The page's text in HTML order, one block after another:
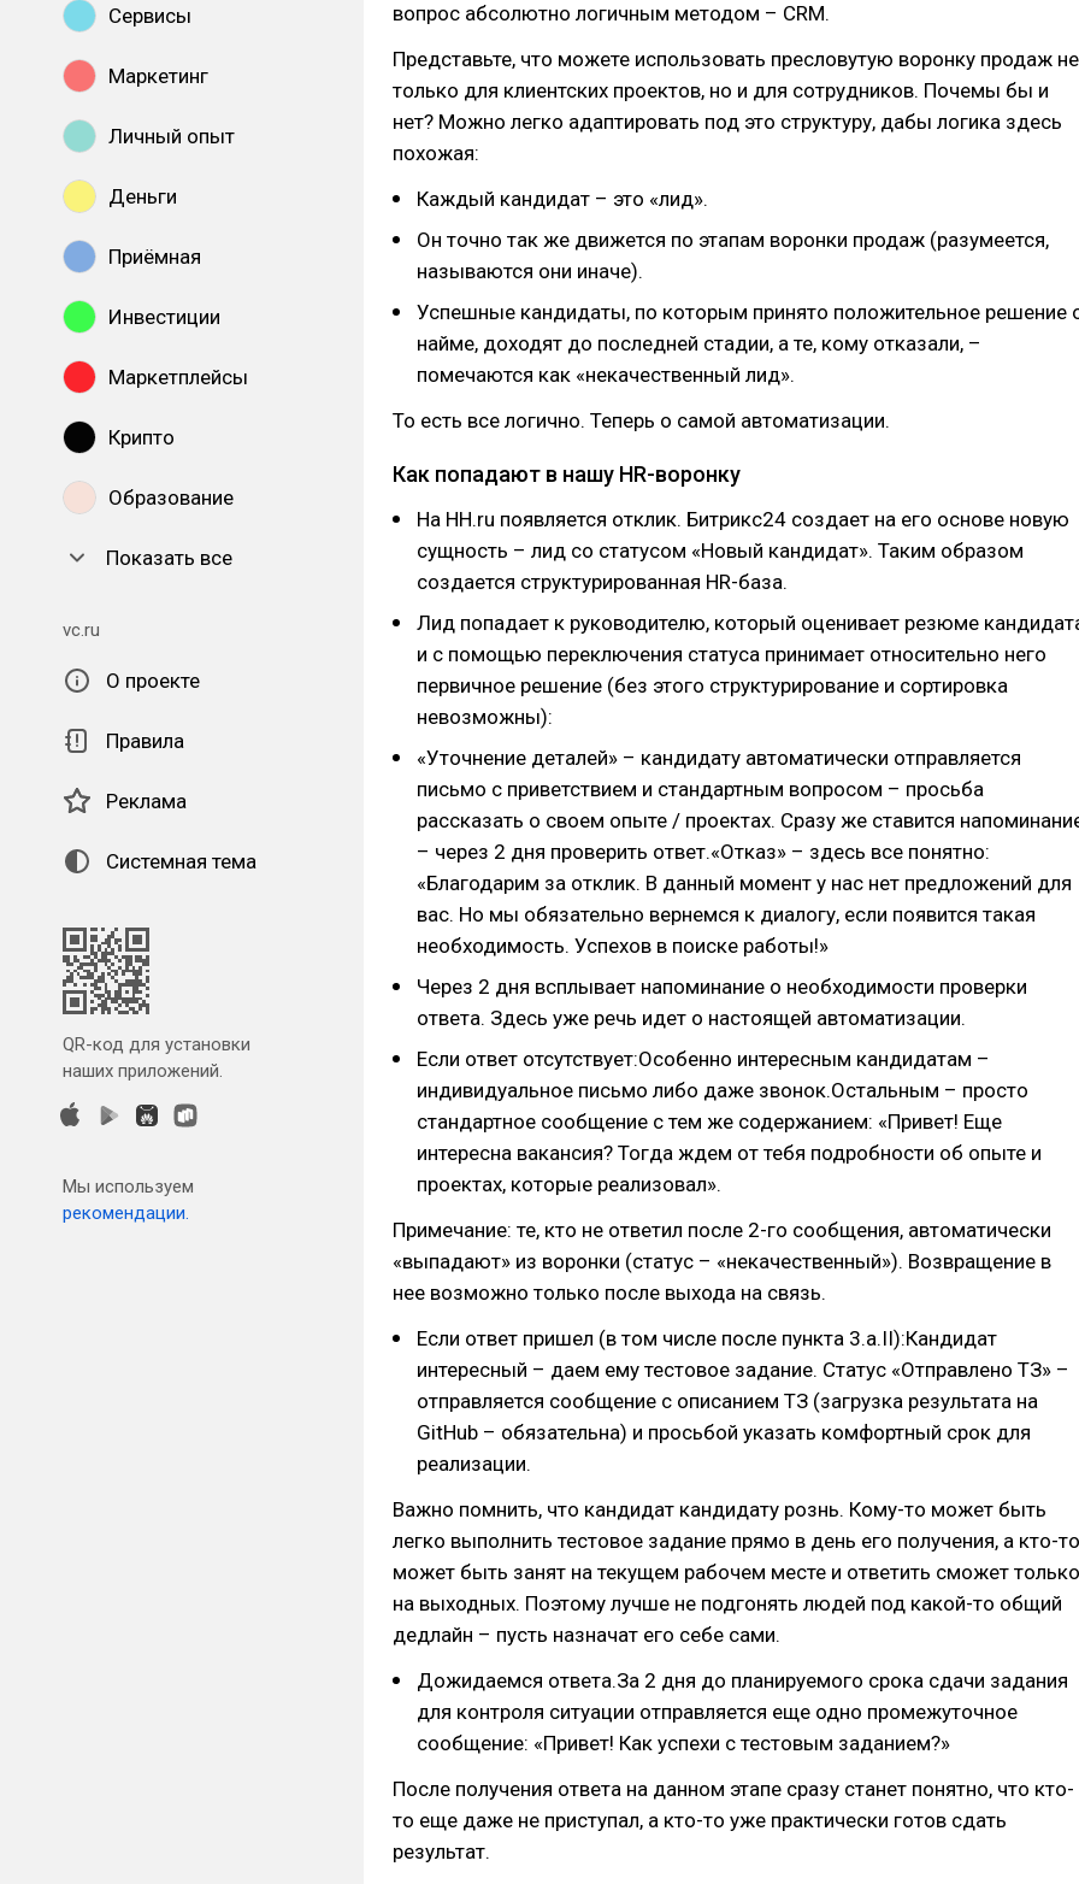
Сервисы
Маркетинг
Личный опыт
Деньги
Приёмная
Инвестиции
Маркетплейсы
Крипто
Образование
Показать все
vc.ru
О проекте
Правила
Реклама
Системная тема
QR-код для установки
наших приложений.
Мы используем
рекомендации.
вопрос абсолютно логичным методом – CRM.
Представьте, что можете использовать пресловутую воронку продаж не
только для клиентских проектов, но и для сотрудников. Почемы бы и
нет? Можно легко адаптировать под это структуру, дабы логика здесь
похожая:
Каждый кандидат – это «лид».
Он точно так же движется по этапам воронки продаж (разумеется,
называются они иначе).
Успешные кандидаты, по которым принято положительное решение
найме, доходят до последней стадии, а те, кому отказали, –
помечаются как «некачественный лид».
То есть все логично. Теперь о самой автоматизации.
Как попадают в нашу HR-воронку
На HH.ru появляется отклик. Битрикс24 создает на его основе новую
сущность – лид со статусом «Новый кандидат». Таким образом
создается структурированная HR-база.
Лид попадает к руководителю, который оценивает резюме
и с помощью переключения статуса принимает относительно него
первичное решение (без этого структурирование и сортировка
невозможны):
«Уточнение деталей» – кандидату автоматически отправляется
письмо с приветствием и стандартным вопросом – просьба
рассказать о своем опыте / проектах. Сразу же ставится
– через 2 дня проверить ответ.«Отказ» – здесь все понятно:
«Благодарим за отклик. В данный момент у нас нет предложений для
вас. Но мы обязательно вернемся к диалогу, если появится такая
необходимость. Успехов в поиске работы!»
Через 2 дня всплывает напоминание о необходимости проверки
ответа. Здесь уже речь идет о настоящей автоматизации.
Если ответ отсутствует:Особенно интересным кандидатам –
индивидуальное письмо либо даже звонок.Остальным – просто
стандартное сообщение с тем же содержанием: «Привет! Еще
интересна вакансия? Тогда ждем от тебя подробности об опыте и
проектах, которые реализовал».
Примечание: те, кто не ответил после 2-го сообщения, автоматически
«выпадают» из воронки (статус – «некачественный»). Возвращение в
нее возможно только после выхода на связь.
Если ответ пришел (в том числе после пункта 3.а.II):Кандидат
интересный – даем ему тестовое задание. Статус «Отправлено ТЗ» –
отправляется сообщение с описанием ТЗ (загрузка результата на
GitHub – обязательна) и просьбой указать комфортный срок для
реализации.
Важно помнить, что кандидат кандидату рознь. Кому-то может быть
легко выполнить тестовое задание прямо в день его получения, а кто-то
может быть занят на текущем рабочем месте и ответить сможет только
на выходных. Поэтому лучше не подгонять людей под какой-то общий
дедлайн – пусть назначат его себе сами.
Дожидаемся ответа.За 2 дня до планируемого срока сдачи задания
для контроля ситуации отправляется еще одно промежуточное
сообщение: «Привет! Как успехи с тестовым заданием?»
После получения ответа на данном этапе сразу станет понятно, что кто-
то еще даже не приступал, а кто-то уже практически готов сдать
результат.